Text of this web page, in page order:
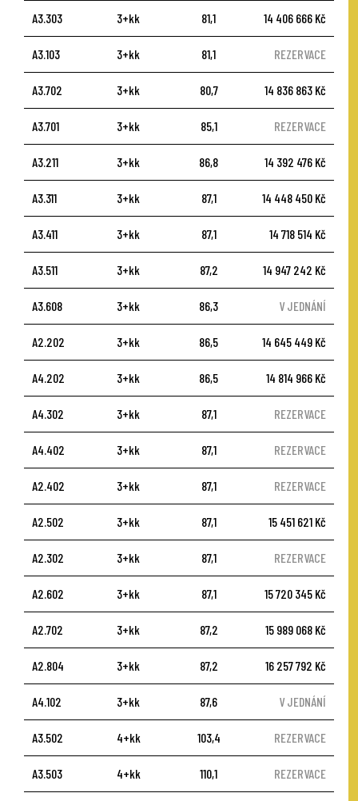
A3.303 3+kk 81,1 14 406 666 Kč
A3.103 3+kk 81,1 REZERVACE
A3.702 3+kk 80,7 14 836 863 Kč
A3.701 3+kk 85,1 REZERVACE
A3.211 3+kk 86,8 14 392 476 Kč
A3.311 3+kk 87,1 14 448 450 Kč
A3.411 3+kk 87,1 14 718 514 Kč
A3.511 3+kk 87,2 14 947 242 Kč
A3.608 3+kk 86,3 V JEDNÁNÍ
A2.202 3+kk 86,5 14 645 449 Kč
A4.202 3+kk 86,5 14 814 966 Kč
A4.302 3+kk 87,1 REZERVACE
A4.402 3+kk 87,1 REZERVACE
A2.402 3+kk 87,1 REZERVACE
A2.502 3+kk 87,1 15 451 621 Kč
A2.302 3+kk 87,1 REZERVACE
A2.602 3+kk 87,1 15 720 345 Kč
A2.702 3+kk 87,2 15 989 068 Kč
A2.804 3+kk 87,2 16 257 792 Kč
A4.102 3+kk 87,6 V JEDNÁNÍ
A3.502 4+kk 103,4 REZERVACE
A3.503 4+kk 110,1 REZERVACE